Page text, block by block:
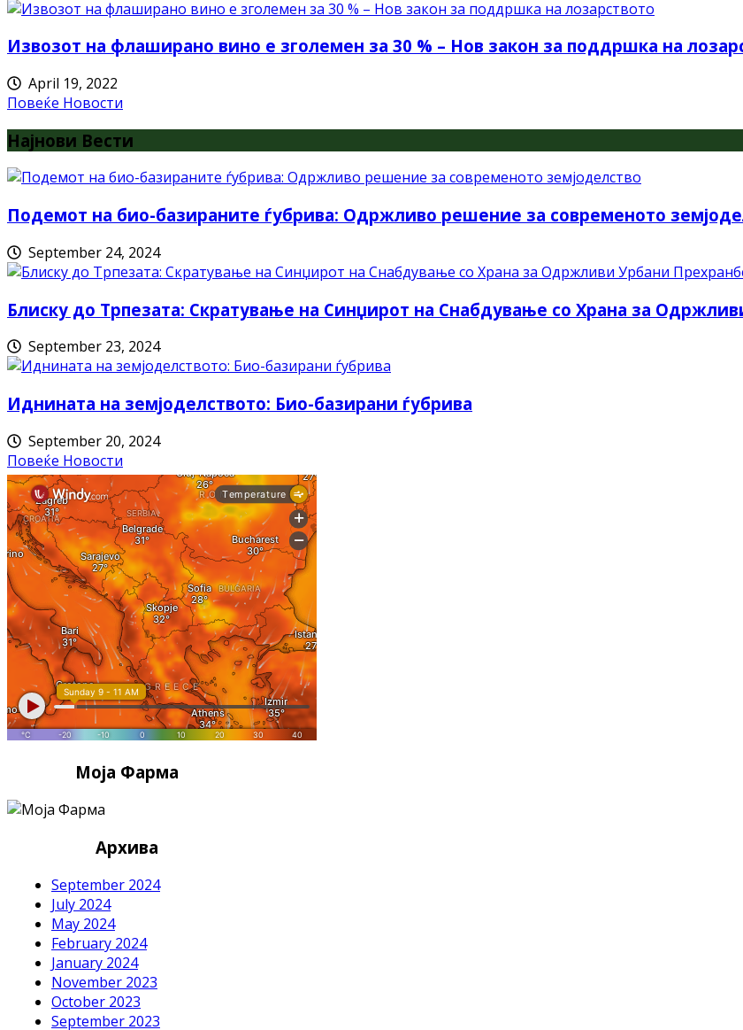
Извозот на флаширано вино е зголемен за 30 % – Нов закон за поддршка на
April 19, 2022
Повеќе Новости
Најнови Вести
Подемот на био-базираните ѓубрива: Одржливо решение за современото
September 24, 2024
Блиску до Трпезата: Скратување на Синџирот на Снабдување со Храна за
September 23, 2024
Иднината на земјоделството: Био-базирани ѓубрива
September 20, 2024
Повеќе Новости
Моја Фарма
Архива
September 2024
July 2024
May 2024
February 2024
January 2024
November 2023
October 2023
September 2023